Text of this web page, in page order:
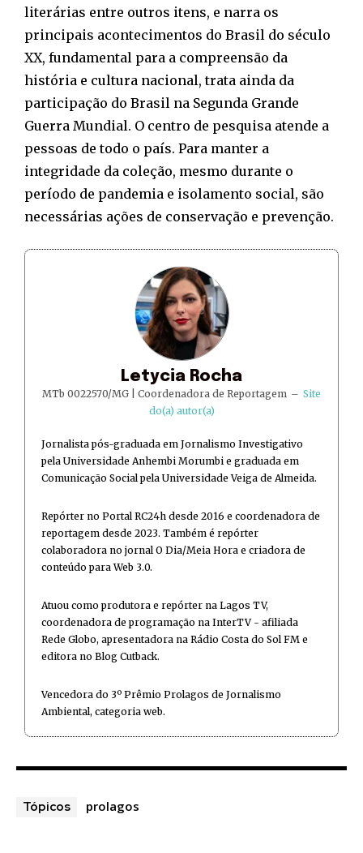
literárias entre outros itens, e narra os
principais acontecimentos do Brasil do século
XX, fundamental para a compreensão da
história e cultura nacional, trata ainda da
participação do Brasil na Segunda Grande
Guerra Mundial. O centro de pesquisa atende a
pessoas de todo o país. Para manter a
integridade da coleção, mesmo durante o
período de pandemia e isolamento social, são
necessárias ações de conservação e prevenção.
Letycia Rocha
MTb 0022570/MG | Coordenadora de Reportagem – Site
do(a) autor(a)
Jornalista pós-graduada em Jornalismo Investigativo
pela Universidade Anhembi Morumbi e graduada em
Comunicação Social pela Universidade Veiga de Almeida.
Repórter no Portal RC24h desde 2016 e coordenadora de
reportagem desde 2023. Também é repórter
colaboradora no jornal O Dia/Meia Hora e criadora de
conteúdo para Web 3.0.
Atuou como produtora e repórter na Lagos TV,
coordenadora de programação na InterTV - afiliada
Rede Globo, apresentadora na Rádio Costa do Sol FM e
editora no Blog Cutback.
Vencedora do 3º Prêmio Prolagos de Jornalismo
Ambiental, categoria web.
Tópicos prolagos